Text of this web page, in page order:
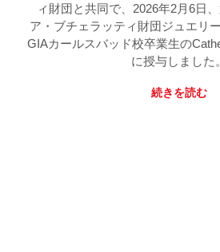
ィ財団と共同で、2026年2月6日
ア・ブチェラッティ財団ジュエリ
GIAカールスバッド校卒業生の
に授与しました。
続きを読む